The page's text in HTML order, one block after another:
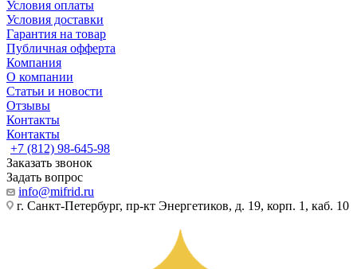
Условия оплаты
Условия доставки
Гарантия на товар
Публичная офферта
Компания
О компании
Статьи и новости
Отзывы
Контакты
Контакты
+7 (812) 98-645-98
Заказать звонок
Задать вопрос
info@mifrid.ru
г. Санкт-Петербург, пр-кт Энергетиков, д. 19, корп. 1, каб. 10